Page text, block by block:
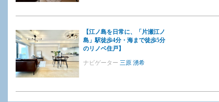
【江ノ島を日常に、「片瀬江ノ
島」駅徒歩4分・海まで徒歩5分
のリノベ住戸】
ナビゲーター 三原 湧希